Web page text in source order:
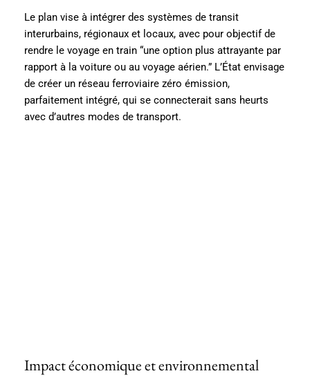
Le plan vise à intégrer des systèmes de transit
interurbains, régionaux et locaux, avec pour objectif de
rendre le voyage en train “une option plus attrayante par
rapport à la voiture ou au voyage aérien.” L’État envisage
de créer un réseau ferroviaire zéro émission,
parfaitement intégré, qui se connecterait sans heurts
avec d’autres modes de transport.
Impact économique et environnemental